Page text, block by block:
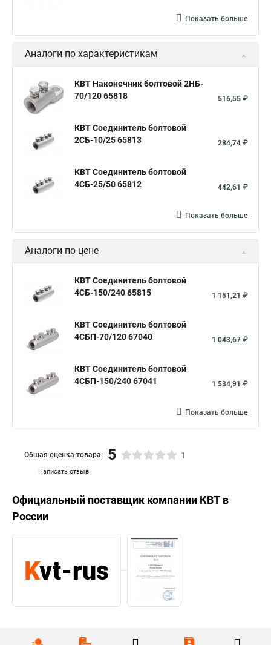
Показать больше
Аналоги по характеристикам
КВТ Наконечник болтовой 2НБ-
70/120 65818
516,55 ₽
КВТ Соединитель болтовой
2СБ-10/25 65813
284,74 ₽
КВТ Соединитель болтовой
4СБ-25/50 65812
442,61 ₽
Показать больше
Аналоги по цене
КВТ Соединитель болтовой
4СБ-150/240 65815
1 151,21 ₽
КВТ Соединитель болтовой
4СБП-70/120 67040
1 043,67 ₽
КВТ Соединитель болтовой
4СБП-150/240 67041
1 534,91 ₽
Показать больше
Написать отзыв
Общая оценка товара: 5 1
Официальный поставщик компании КВТ в
России